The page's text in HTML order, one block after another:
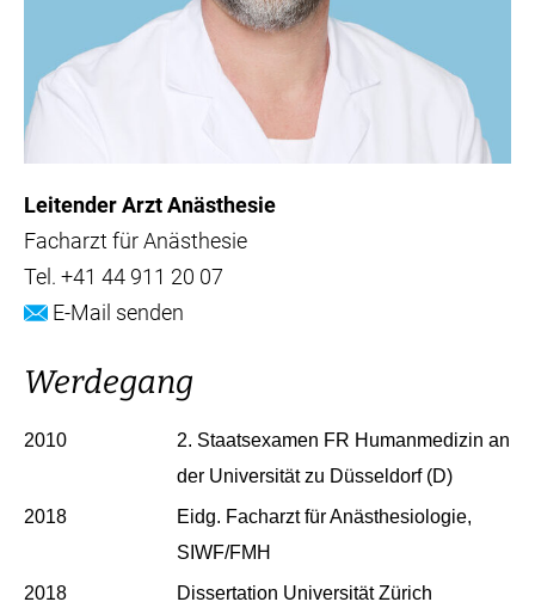
Leitender Arzt Anästhesie
Facharzt für Anästhesie
Tel. +41 44 911 20 07
E-Mail senden
Werdegang
2010
2. Staatsexamen FR Humanmedizin an
der Universität zu Düsseldorf (D)
2018
Eidg. Facharzt für Anästhesiologie,
SIWF/FMH
2018
Dissertation Universität Zürich